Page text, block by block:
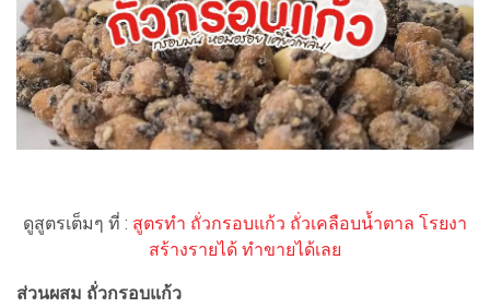
ดูสูตรเต็มๆ ที่ : สูตรทำ ถั่วกรอบแก้ว ถั่วเคลือบน้ำตาล โรยงา
สร้างรายได้ ทำขายได้เลย
ส่วนผสม ถั่วกรอบแก้ว